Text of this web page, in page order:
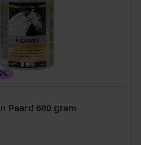
Paard 600 gram